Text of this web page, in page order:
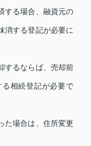
する場合、融資元の
消する登記が必要に
するならば、売却前
相続登記が必要で
た場合は、住所変更